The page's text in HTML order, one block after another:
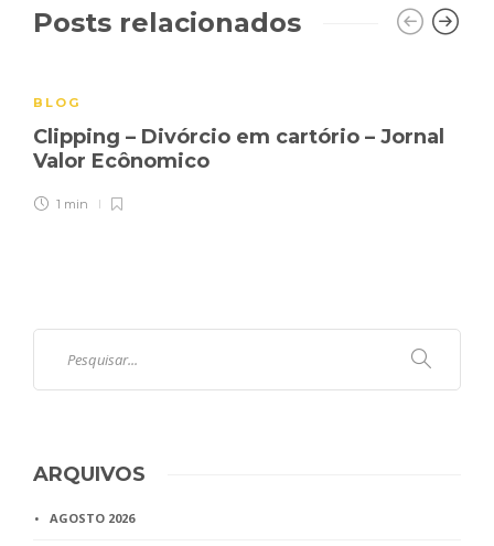
Posts relacionados
BLOG
Clipping – Divórcio em cartório – Jornal
Valor Ecônomico
1 min
ARQUIVOS
AGOSTO 2026